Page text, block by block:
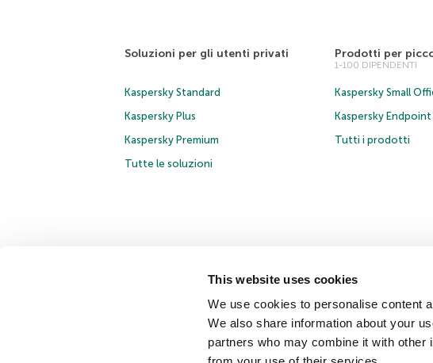
This website uses cookies
We use cookies to personalise content
We also share information about your
partners who may combine it with other
Soluzioni per gli utenti privati
Kaspersky Standard
Kaspersky Plus
Kaspersky Premium
Tutte le soluzioni
Prodotti per
1-100 DIPENDENTI
Kaspersky Small
Kaspersky
Tutti i prodotti
© 2026 AO Kaspersky Lab. Tutti i diritti riservati. Informativa sulla privacy
Chi siamo Centro risorse